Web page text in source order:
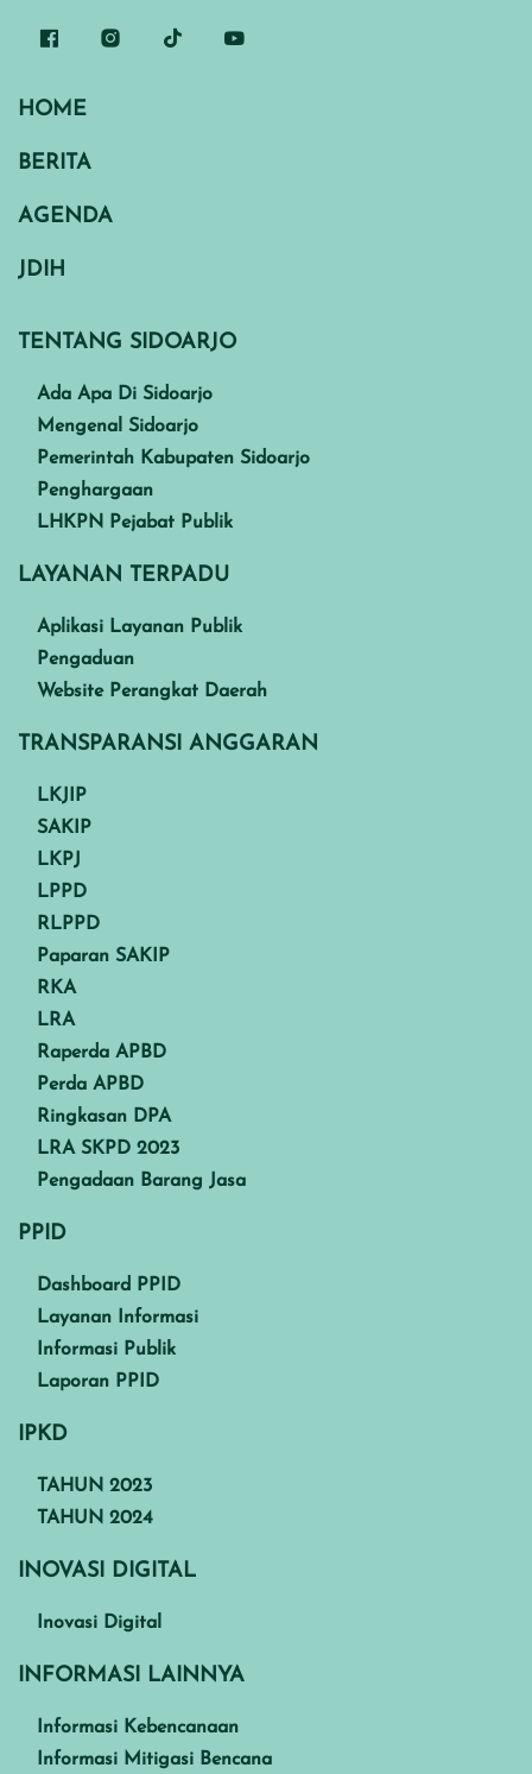
HOME
BERITA
AGENDA
JDIH
TENTANG SIDOARJO
Ada Apa Di Sidoarjo
Mengenal Sidoarjo
Pemerintah Kabupaten Sidoarjo
Penghargaan
LHKPN Pejabat Publik
LAYANAN TERPADU
Aplikasi Layanan Publik
Pengaduan
Website Perangkat Daerah
TRANSPARANSI ANGGARAN
LKJIP
SAKIP
LKPJ
LPPD
RLPPD
Paparan SAKIP
RKA
LRA
Raperda APBD
Perda APBD
Ringkasan DPA
LRA SKPD 2023
Pengadaan Barang Jasa
PPID
Dashboard PPID
Layanan Informasi
Informasi Publik
Laporan PPID
IPKD
TAHUN 2023
TAHUN 2024
INOVASI DIGITAL
Inovasi Digital
INFORMASI LAINNYA
Informasi Kebencanaan
Informasi Mitigasi Bencana